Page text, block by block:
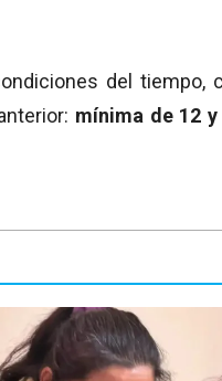
del tiempo,
mínima de 12